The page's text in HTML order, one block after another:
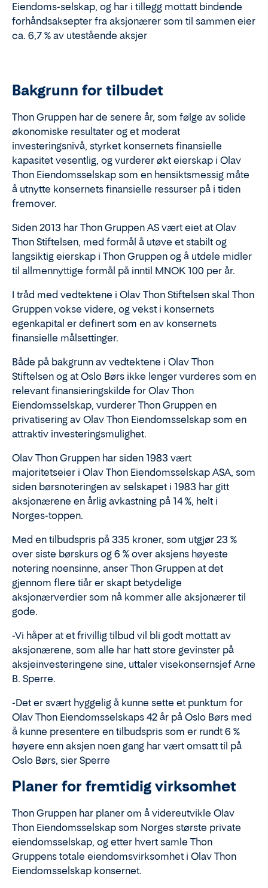
Eiendoms-selskap, og har i tillegg mottatt bindende
forhåndsaksepter fra aksjonærer som til sammen eier
ca. 6,7 % av utestående aksjer
Bakgrunn for tilbudet
Thon Gruppen har de senere år, som følge av solide
økonomiske resultater og et moderat
investeringsnivå, styrket konsernets finansielle
kapasitet vesentlig, og vurderer økt eierskap i Olav
Thon Eiendomsselskap som en hensiktsmessig måte
å utnytte konsernets finansielle ressurser på i tiden
fremover.
Siden 2013 har Thon Gruppen AS vært eiet at Olav
Thon Stiftelsen, med formål å utøve et stabilt og
langsiktig eierskap i Thon Gruppen og å utdele midler
til allmennyttige formål på inntil MNOK 100 per år.
I tråd med vedtektene i Olav Thon Stiftelsen skal Thon
Gruppen vokse videre, og vekst i konsernets
egenkapital er definert som en av konsernets
finansielle målsettinger.
Både på bakgrunn av vedtektene i Olav Thon
Stiftelsen og at Oslo Børs ikke lenger vurderes som en
relevant finansieringskilde for Olav Thon
Eiendomsselskap, vurderer Thon Gruppen en
privatisering av Olav Thon Eiendomsselskap som en
attraktiv investeringsmulighet.
Olav Thon Gruppen har siden 1983 vært
majoritetseier i Olav Thon Eiendomsselskap ASA, som
siden børsnoteringen av selskapet i 1983 har gitt
aksjonærene en årlig avkastning på 14 %, helt i
Norges-toppen.
Med en tilbudspris på 335 kroner, som utgjør 23 %
over siste børskurs og 6 % over aksjens høyeste
notering noensinne, anser Thon Gruppen at det
gjennom flere tiår er skapt betydelige
aksjonærverdier som nå kommer alle aksjonærer til
gode.
-Vi håper at et frivillig tilbud vil bli godt mottatt av
aksjonærene, som alle har hatt store gevinster på
aksjeinvesteringene sine, uttaler visekonsernsjef Arne
B. Sperre.
-Det er svært hyggelig å kunne sette et punktum for
Olav Thon Eiendomsselskaps 42 år på Oslo Børs med
å kunne presentere en tilbudspris som er rundt 6 %
høyere enn aksjen noen gang har vært omsatt til på
Oslo Børs, sier Sperre
Planer for fremtidig virksomhet
Thon Gruppen har planer om å videreutvikle Olav
Thon Eiendomsselskap som Norges største private
eiendomsselskap, og etter hvert samle Thon
Gruppens totale eiendomsvirksomhet i Olav Thon
Eiendomsselskap konsernet.